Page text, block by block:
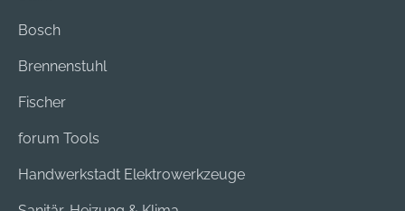
Bosch
Brennenstuhl
Fischer
forum Tools
Handwerkstadt Elektrowerkzeuge